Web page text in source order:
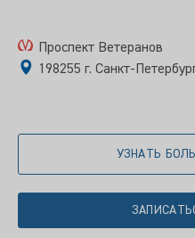
Проспект Ветеранов
198255 г. Санкт-
УЗНАТЬ